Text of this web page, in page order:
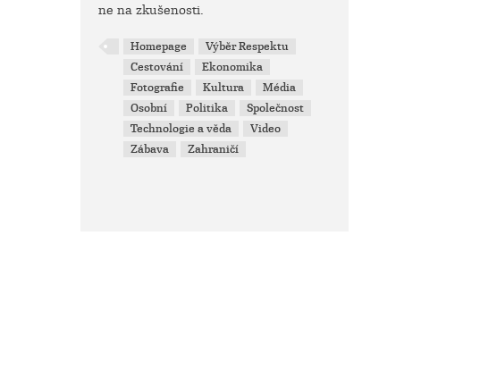
ne na zkušenosti.
Homepage
Výběr Respektu
Cestování
Ekonomika
Fotografie
Kultura
Média
Osobní
Politika
Společnost
Technologie a věda
Video
Zábava
Zahraničí